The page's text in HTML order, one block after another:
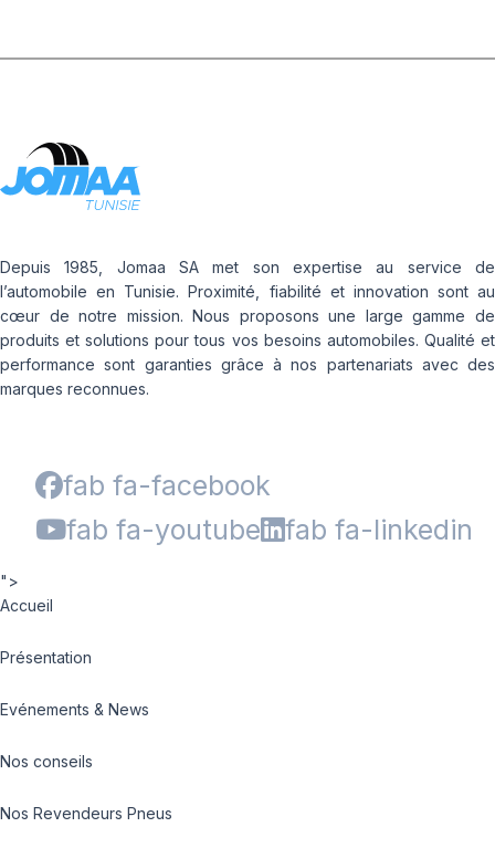
Depuis 1985, Jomaa SA met son expertise au service de
l’automobile en Tunisie. Proximité, fiabilité et innovation sont au
cœur de notre mission. Nous proposons une large gamme de
produits et solutions pour tous vos besoins automobiles. Qualité et
performance sont garanties grâce à nos partenariats avec des
marques reconnues.
fab fa-facebook
fab fa-youtube
fab fa-linkedin
">
Accueil
Présentation
Evénements & News
Nos conseils
Nos Revendeurs Pneus